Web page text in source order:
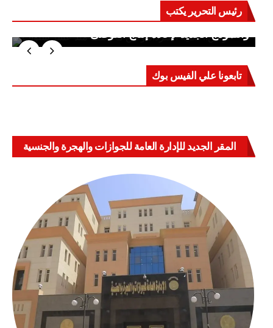
رئيس التحرير يكتب
على الشعوب أن تنتبه (2) الحرب النفسية الحديثة
تابعونا علي الفيس بوك
المقر الجديد للإدارة العامة للجوازات والهجرة والجنسية